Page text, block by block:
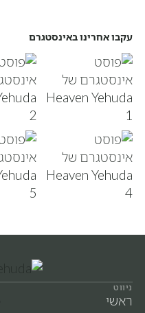
עקבו אחרינו באינסטגרם
ניווט
ראשי